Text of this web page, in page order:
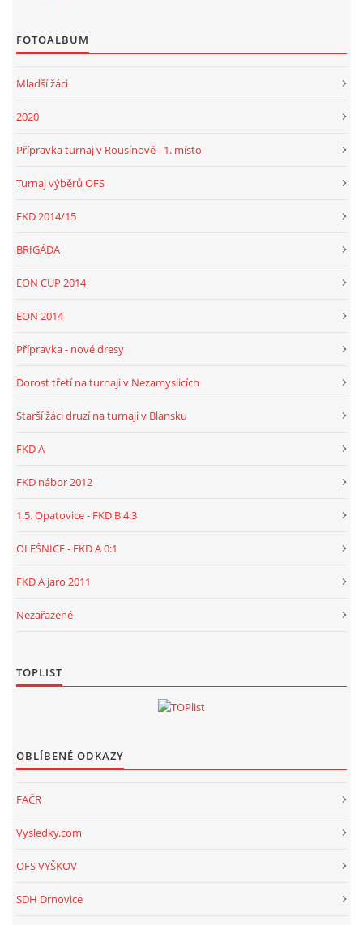
© 2026 eStránky.cz |RSS
FOTOALBUM
Mladší žáci
2020
Přípravka turnaj v Rousínově - 1. místo
Turnaj výběrů OFS
FKD 2014/15
BRIGÁDA
EON CUP 2014
EON 2014
Přípravka - nové dresy
Dorost třetí na turnaji v Nezamyslicích
Starší žáci druzí na turnaji v Blansku
FKD A
FKD nábor 2012
1.5. Opatovice - FKD B 4:3
OLEŠNICE - FKD A 0:1
FKD A jaro 2011
Nezařazené
TOPLIST
OBLÍBENÉ ODKAZY
FAČR
Vysledky.com
OFS VYŠKOV
SDH Drnovice